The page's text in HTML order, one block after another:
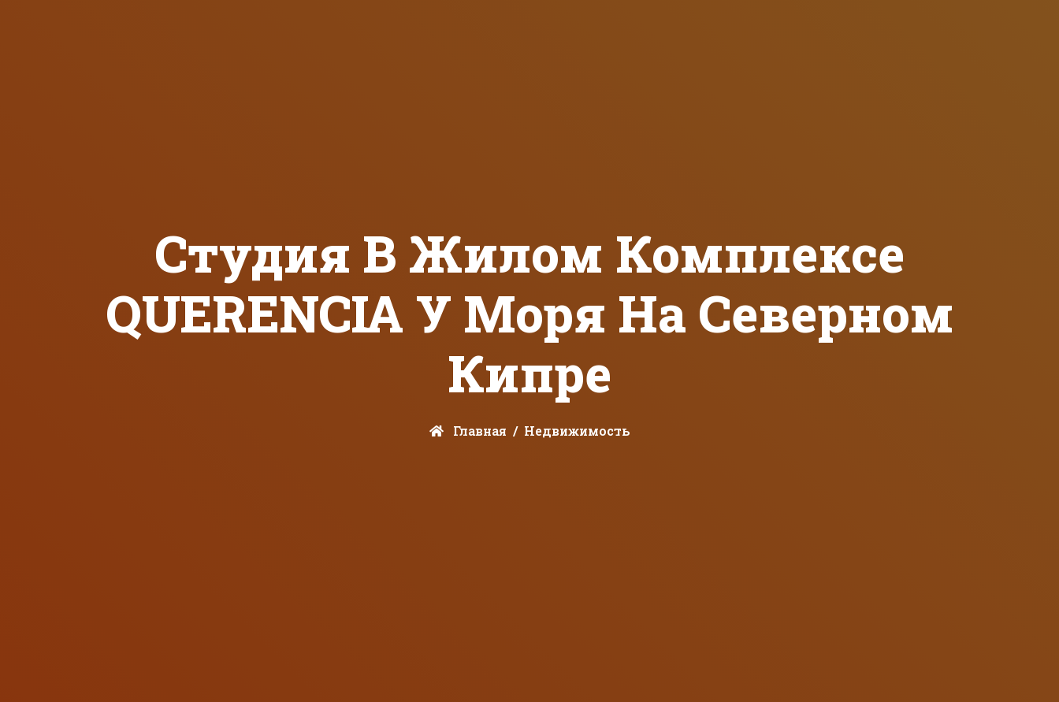
Студия В Жилом Комплексе
QUERENCIA У Моря На Северном
Кипре
Главная Недвижимость